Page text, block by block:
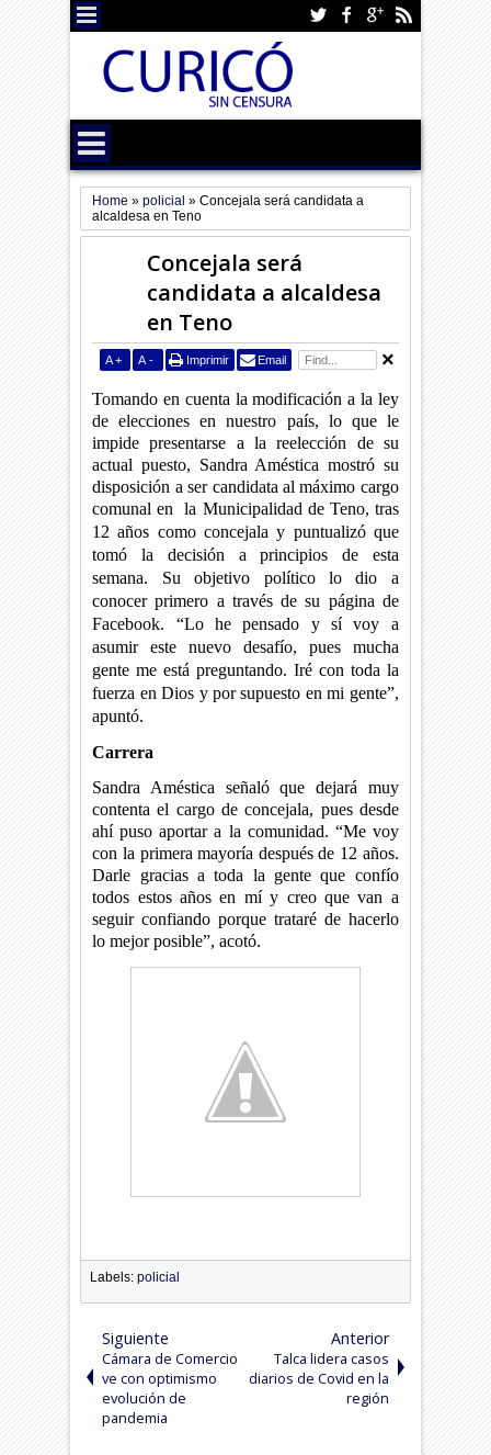
Home »policial »Concejala será candidata a
alcaldesa en Teno
Concejala será
candidata a alcaldesa
en Teno
A + A - Imprimir Email
Tomando en cuenta la modificación a la ley
de elecciones en nuestro país, lo que le
impide presentarse a la reelección de su
actual puesto, Sandra Améstica mostró su
disposición a ser candidata al máximo cargo
comunal en
la Municipalidad de Teno, tras
12 años como concejala y puntualizó que
tomó la decisión a principios de esta
semana. Su objetivo político lo dio a
conocer primero a través de su página de
Facebook. “Lo he pensado y sí voy a
asumir este nuevo desafío, pues mucha
gente me está preguntando. Iré con toda la
fuerza en Dios y por supuesto en mi gente”,
apuntó.
Carrera
Sandra Améstica señaló que dejará muy
contenta el cargo de concejala, pues desde
ahí puso aportar a la comunidad. “Me voy
con la primera mayoría después de 12 años.
Darle gracias a toda la gente que confío
todos estos años en mí y creo que van a
seguir confiando porque trataré de hacerlo
lo mejor posible”, acotó.
Labels:policial
Siguiente
Cámara de Comercio
ve con optimismo
evolución de
pandemia
Anterior
Talca lidera casos
diarios de Covid en la
región